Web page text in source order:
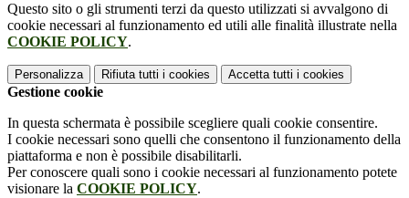
Questo sito o gli strumenti terzi da questo utilizzati si avvalgono di
cookie necessari al funzionamento ed utili alle finalità illustrate nella
COOKIE POLICY.
Personalizza Rifiuta tutti i cookies Accetta tutti i cookies
Gestione cookie
In questa schermata è possibile scegliere quali cookie consentire.
I cookie necessari sono quelli che consentono il funzionamento della
piattaforma e non è possibile disabilitarli.
Per conoscere quali sono i cookie necessari al funzionamento potete
visionare la COOKIE POLICY.